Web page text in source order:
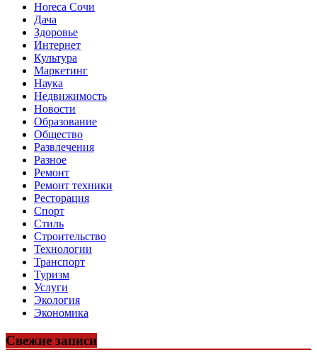
Horeca Сочи
Дача
Здоровье
Интернет
Культура
Маркетинг
Наука
Недвижимость
Новости
Образование
Общество
Развлечения
Разное
Ремонт
Ремонт техники
Ресторация
Спорт
Стиль
Строительство
Технологии
Транспорт
Туризм
Услуги
Экология
Экономика
Свежие записи